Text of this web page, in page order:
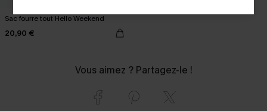
Sac fourre tout Hello Weekend
20,90 €
Vous aimez ? Partagez-le !